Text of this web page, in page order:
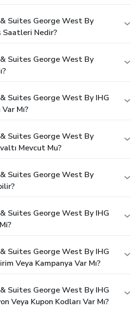
Suites George West By
Saatleri Nedir?
Suites George West By
Suites George West By IHG
Mı?
Suites George West By
Mevcut Mu?
Suites George West By
Suites George West By IHG
Suites George West By IHG
Veya Kampanya Var Mı?
Suites George West By IHG
Veya Kupon Kodları Var Mı?